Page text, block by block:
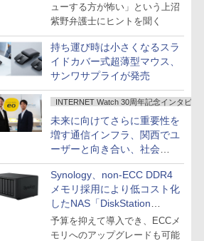
ューする方が怖い」という上沼
紫野弁護士にヒントを聞く
持ち運び時は小さくなるスラ
イドカバー式超薄型マウス、
サンワサプライが発売
INTERNET Watch 30周年記念インタビュー
未来に向けてさらに重要性を
増す通信インフラ、関西でユ
ーザーと向き合い、社会
の“あたらしい”を起動し続け
る～オプテージ
Synology、non-ECC DDR4
メモリ採用により低コスト化
したNAS「DiskStation
neo+」シリーズ
予算を抑えて導入でき、ECCメ
モリへのアップグレードも可能